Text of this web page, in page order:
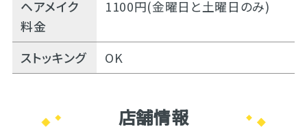
ヘアメイク
料金
1100円(金曜日と土曜日のみ)
ストッキング OK
店舗情報